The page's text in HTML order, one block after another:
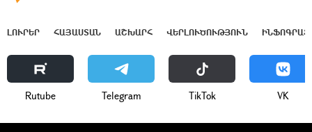
ԼՈՒՐԵՐ ՀԱՅԱՍՏԱՆ ԱՇԽԱՐՀ ՎԵՐԼՈՒԾՈՒԹՅՈՒՆ
Rutube Telegram ТikТоk VK